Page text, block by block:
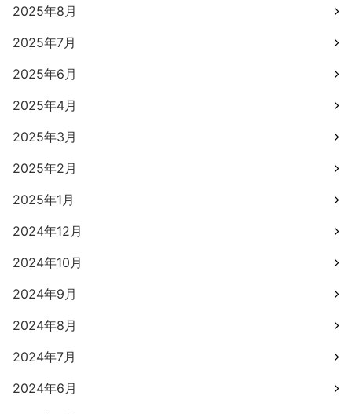
2025年8月
2025年7月
2025年6月
2025年4月
2025年3月
2025年2月
2025年1月
2024年12月
2024年10月
2024年9月
2024年8月
2024年7月
2024年6月